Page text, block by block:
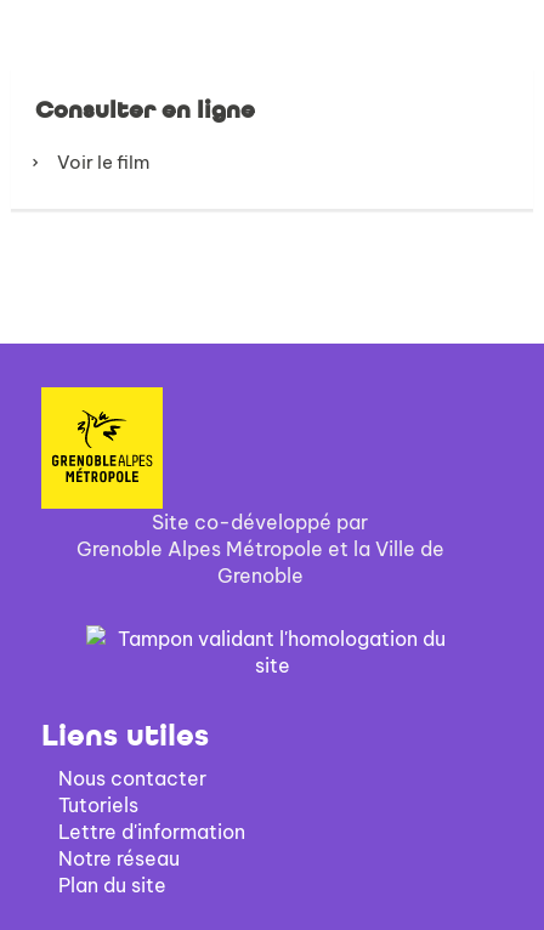
Consulter en ligne
Voir le film
Site co-développé par
Grenoble Alpes Métropole et la Ville de
Grenoble
Liens utiles
Nous contacter
Tutoriels
Lettre d'information
Notre réseau
Plan du site